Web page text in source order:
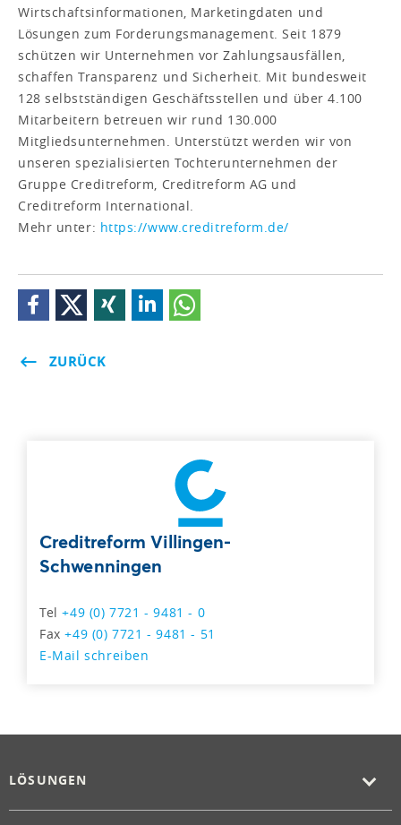
Wirtschaftsinformationen, Marketingdaten und
Lösungen zum Forderungsmanagement. Seit 1879
schützen wir Unternehmen vor Zahlungsausfällen,
schaffen Transparenz und Sicherheit. Mit bundesweit
128 selbstständigen Geschäftsstellen und über 4.100
Mitarbeitern betreuen wir rund 130.000
Mitgliedsunternehmen. Unterstützt werden wir von
unseren spezialisierten Tochterunternehmen der
Gruppe Creditreform, Creditreform AG und
Creditreform International.
Mehr unter: https://www.creditreform.de/
ZURÜCK
Creditreform Villingen-
Schwenningen
Tel+49 (0) 7721 - 9481 - 0
Fax+49 (0) 7721 - 9481 - 51
E-Mail schreiben
LÖSUNGEN